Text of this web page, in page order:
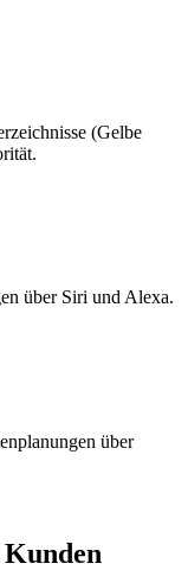
(Gelbe
über Siri und Alexa.
über